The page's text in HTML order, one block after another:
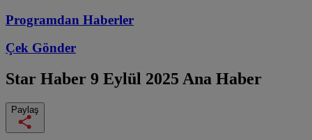
Programdan Haberler
Çek Gönder
Star Haber 9 Eylül 2025 Ana Haber
Paylaş